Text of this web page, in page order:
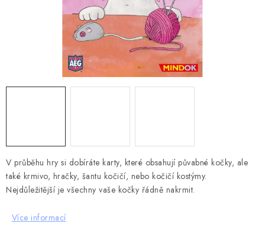
ZÁKLADNÍ A MATEŘSKÉ ŠKOLY, STŘEDNÍ ŠKOLY A
JINÁ VZDĚLÁVACÍ ZAŘÍZENÍ
Obchodní podmínky
Doprava a platba
Podmínky ochrany osobních údajů
Kalendář akcí Bohemian Games 🎉
Kde koupit hry Bohemian Games
Zákaznická podpora
Provizní systém
V průběhu hry si dobíráte karty, které obsahují půvabné kočky, ale
také krmivo, hračky, šantu kočičí, nebo kočičí kostýmy.
Nejdůležitější je všechny vaše kočky řádně nakrmit.
Více informací